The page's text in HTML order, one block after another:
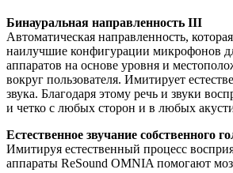
Бинауральная направленность III
Автоматическая направленность,
наилучшие конфигурации микрофонов
аппаратов на основе уровня и
вокруг пользователя. Имитирует
звука. Благодаря этому речь и звуки
и четко с любых сторон и в любых
Естественное звучание собственного
Имитируя естественный процесс
аппараты ReSound OMNIA помогают